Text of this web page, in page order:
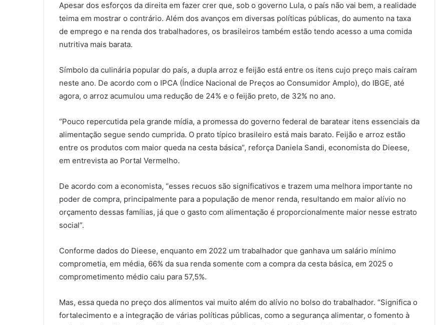
Apesar dos esforços da direita em fazer crer que, sob o governo Lula, o país não vai bem, a realidade
teima em mostrar o contrário. Além dos avanços em diversas políticas públicas, do aumento na taxa
de emprego e na renda dos trabalhadores, os brasileiros também estão tendo acesso a uma comida
nutritiva mais barata.
Símbolo da culinária popular do país, a dupla arroz e feijão está entre os itens cujo preço mais caíram
neste ano. De acordo com o IPCA (Índice Nacional de Preços ao Consumidor Amplo), do IBGE, até
agora, o arroz acumulou uma redução de 24% e o feijão preto, de 32% no ano.
“Pouco repercutida pela grande mídia, a promessa do governo federal de baratear itens essenciais da
alimentação segue sendo cumprida. O prato típico brasileiro está mais barato. Feijão e arroz estão
entre os produtos com maior queda na cesta básica”, reforça Daniela Sandi, economista do Dieese,
em entrevista ao Portal Vermelho.
De acordo com a economista, “esses recuos são significativos e trazem uma melhora importante no
poder de compra, principalmente para a população de menor renda, resultando em maior alívio no
orçamento dessas famílias, já que o gasto com alimentação é proporcionalmente maior nesse estrato
social”.
Conforme dados do Dieese, enquanto em 2022 um trabalhador que ganhava um salário mínimo
comprometia, em média, 66% da sua renda somente com a compra da cesta básica, em 2025 o
comprometimento médio caiu para 57,5%.
Mas, essa queda no preço dos alimentos vai muito além do alívio no bolso do trabalhador. “Significa o
fortalecimento e a integração de várias políticas públicas, como a segurança alimentar, o fomento à